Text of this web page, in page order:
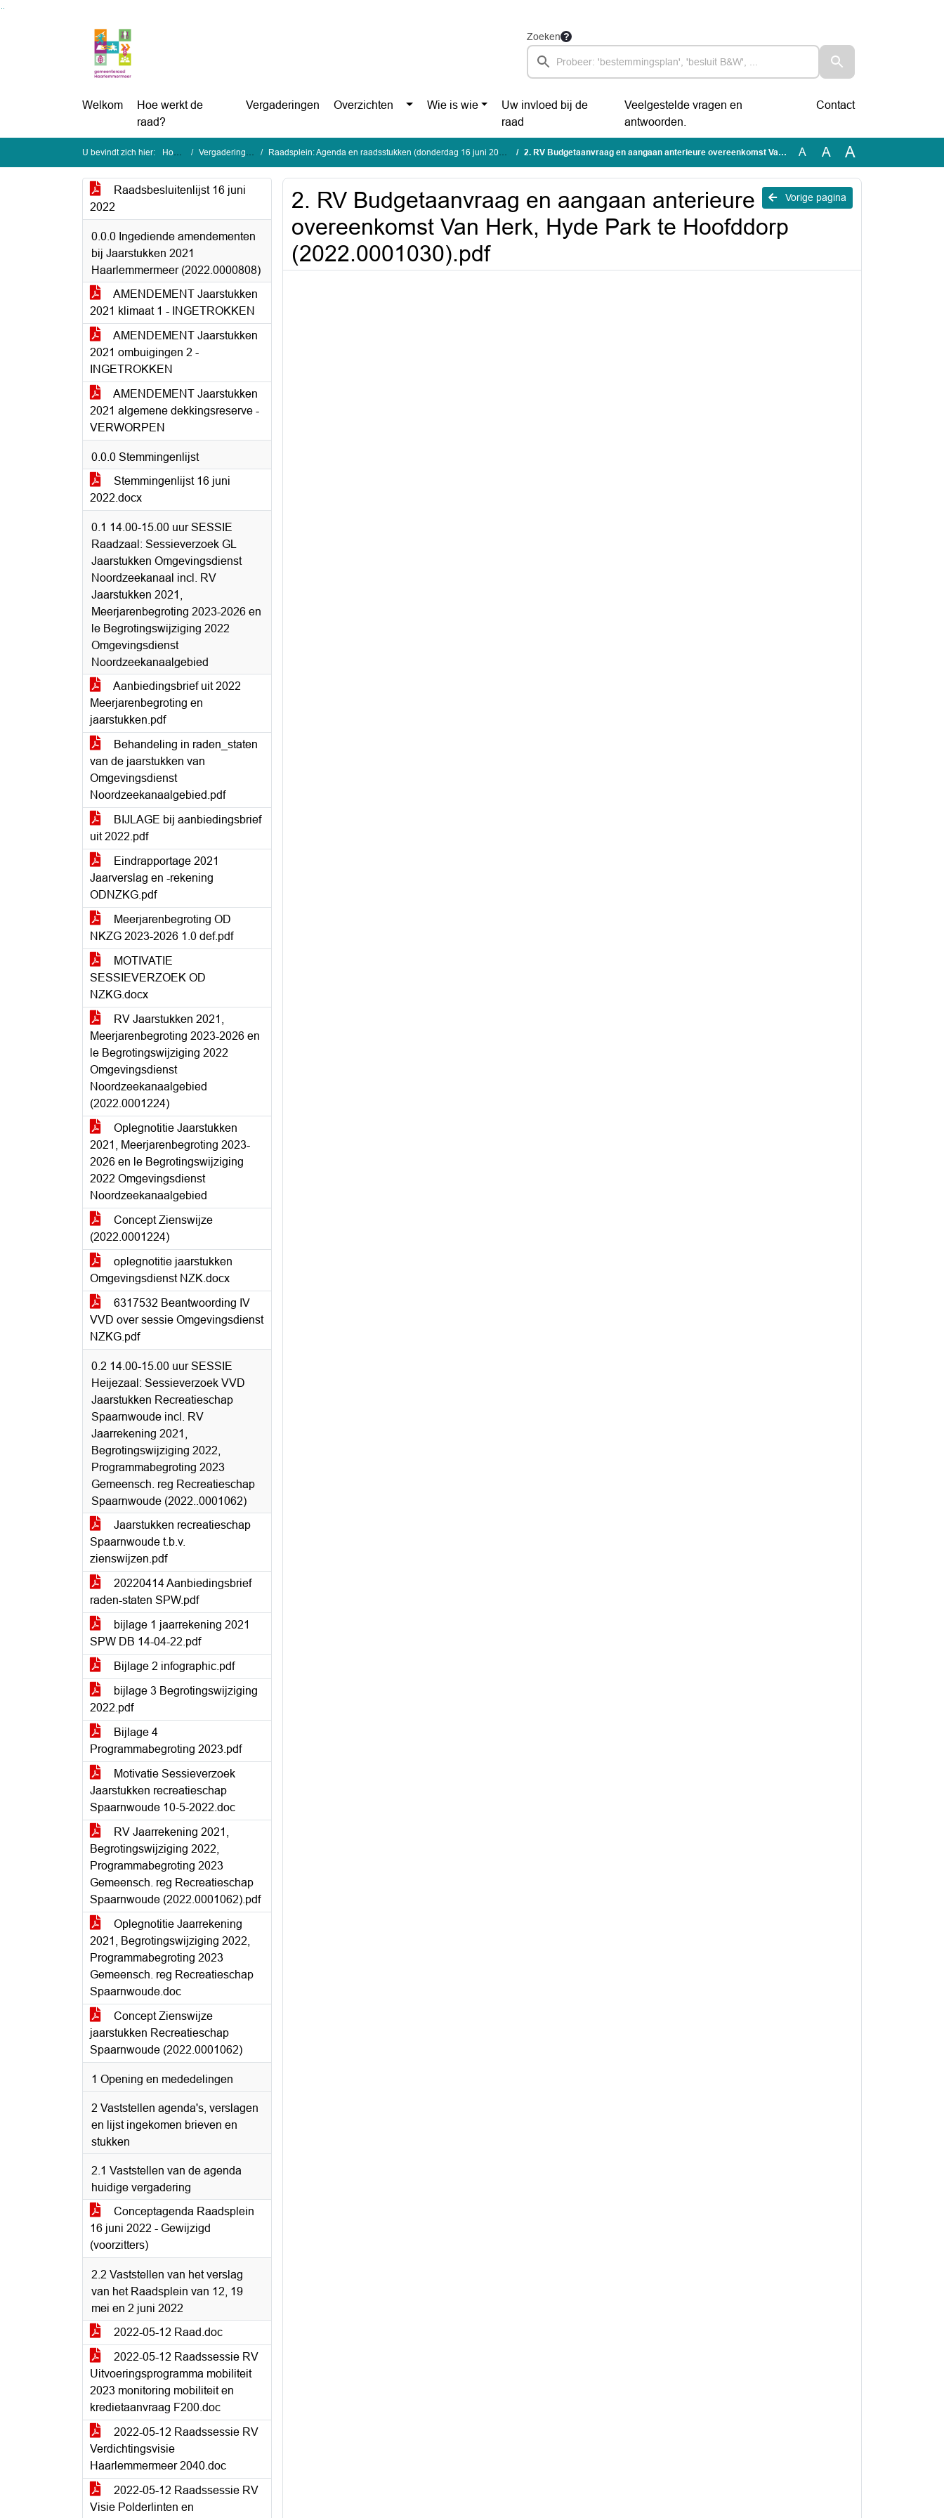
Zoeken
Welkom
Hoe werkt de
raad?
Vergaderingen Overzichten Wie is wie
Uw invloed bij de
raad
Veelgestelde vragen en
antwoorden.
Contact
U bevindt zich hier: Home Vergaderingen Raadsplein: Agenda en raadsstukken (donderdag 16 juni 2022) 2. RV Budgetaanvraag en aangaan anterieure overeenkomst Van Herk, Hyde Park te Hoofddorp (2022.0001030).pdf A A A
Raadsbesluitenlijst 16 juni
2022
0.0.0 Ingediende amendementen
bij Jaarstukken 2021
Haarlemmermeer (2022.0000808)
AMENDEMENT Jaarstukken
2021 klimaat 1 - INGETROKKEN
AMENDEMENT Jaarstukken
2021 ombuigingen 2 -
INGETROKKEN
AMENDEMENT Jaarstukken
2021 algemene dekkingsreserve -
VERWORPEN
0.0.0 Stemmingenlijst
Stemmingenlijst 16 juni
2022.docx
0.1 14.00-15.00 uur SESSIE
Raadzaal: Sessieverzoek GL
Jaarstukken Omgevingsdienst
Noordzeekanaal incl. RV
Jaarstukken 2021,
Meerjarenbegroting 2023-2026 en
le Begrotingswijziging 2022
Omgevingsdienst
Noordzeekanaalgebied
Aanbiedingsbrief uit 2022
Meerjarenbegroting en
jaarstukken.pdf
Behandeling in raden_staten
van de jaarstukken van
Omgevingsdienst
Noordzeekanaalgebied.pdf
BIJLAGE bij aanbiedingsbrief
uit 2022.pdf
Eindrapportage 2021
Jaarverslag en -rekening
ODNZKG.pdf
Meerjarenbegroting OD
NKZG 2023-2026 1.0 def.pdf
MOTIVATIE
SESSIEVERZOEK OD
NZKG.docx
RV Jaarstukken 2021,
Meerjarenbegroting 2023-2026 en
le Begrotingswijziging 2022
Omgevingsdienst
Noordzeekanaalgebied
(2022.0001224)
Oplegnotitie Jaarstukken
2021, Meerjarenbegroting 2023-
2026 en le Begrotingswijziging
2022 Omgevingsdienst
Noordzeekanaalgebied
Concept Zienswijze
(2022.0001224)
oplegnotitie jaarstukken
Omgevingsdienst NZK.docx
6317532 Beantwoording IV
VVD over sessie Omgevingsdienst
NZKG.pdf
0.2 14.00-15.00 uur SESSIE
Heijezaal: Sessieverzoek VVD
Jaarstukken Recreatieschap
Spaarnwoude incl. RV
Jaarrekening 2021,
Begrotingswijziging 2022,
Programmabegroting 2023
Gemeensch. reg Recreatieschap
Spaarnwoude (2022..0001062)
Jaarstukken recreatieschap
Spaarnwoude t.b.v.
zienswijzen.pdf
20220414 Aanbiedingsbrief
raden-staten SPW.pdf
bijlage 1 jaarrekening 2021
SPW DB 14-04-22.pdf
Bijlage 2 infographic.pdf
bijlage 3 Begrotingswijziging
2022.pdf
Bijlage 4
Programmabegroting 2023.pdf
Motivatie Sessieverzoek
Jaarstukken recreatieschap
Spaarnwoude 10-5-2022.doc
RV Jaarrekening 2021,
Begrotingswijziging 2022,
Programmabegroting 2023
Gemeensch. reg Recreatieschap
Spaarnwoude (2022.0001062).pdf
Oplegnotitie Jaarrekening
2021, Begrotingswijziging 2022,
Programmabegroting 2023
Gemeensch. reg Recreatieschap
Spaarnwoude.doc
Concept Zienswijze
jaarstukken Recreatieschap
Spaarnwoude (2022.0001062)
1 Opening en mededelingen
2 Vaststellen agenda's, verslagen
en lijst ingekomen brieven en
stukken
2.1 Vaststellen van de agenda
huidige vergadering
Conceptagenda Raadsplein
16 juni 2022 - Gewijzigd
(voorzitters)
2.2 Vaststellen van het verslag
van het Raadsplein van 12, 19
mei en 2 juni 2022
2022-05-12 Raad.doc
2022-05-12 Raadssessie RV
Uitvoeringsprogramma mobiliteit
2023 monitoring mobiliteit en
kredietaanvraag F200.doc
2022-05-12 Raadssessie RV
Verdichtingsvisie
Haarlemmermeer 2040.doc
2022-05-12 Raadssessie RV
Visie Polderlinten en
Vorige pagina
2. RV Budgetaanvraag en aangaan anterieure
overeenkomst Van Herk, Hyde Park te Hoofddorp
(2022.0001030).pdf